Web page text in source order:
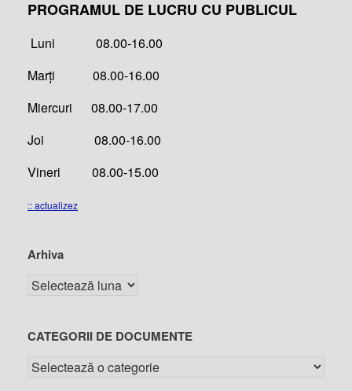
PROGRAMUL DE LUCRU CU PUBLICUL
Luni 08.00-16.00
Marți 08.00-16.00
Miercuri 08.00-17.00
Joi 08.00-16.00
Vineri 08.00-15.00
:: actualizez
Arhiva
CATEGORII DE DOCUMENTE